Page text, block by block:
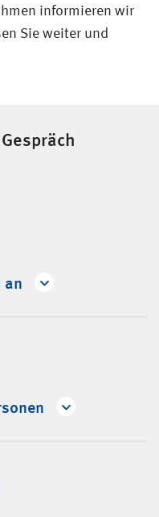
informieren wir
Sie weiter und
an